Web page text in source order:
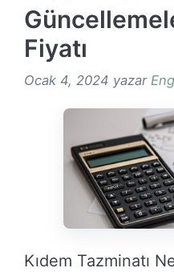
Fiyatı
Ocak 4, 2024 yazar
Kıdem Tazminatı